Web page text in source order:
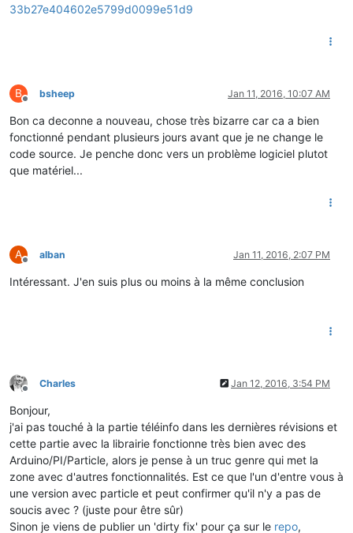
33b27e404602e5799d0099e51d9
B
Offline
bsheep Jan 11, 2016, 10:07 AM
Bon ca deconne a nouveau, chose très bizarre car ca a bien
fonctionné pendant plusieurs jours avant que je ne change le
code source. Je penche donc vers un problème logiciel plutot
que matériel...
A
Offline
alban Jan 11, 2016, 2:07 PM
Intéressant. J'en suis plus ou moins à la même conclusion
Offline
Charles Jan 12, 2016, 3:54 PM
Bonjour,
j'ai pas touché à la partie téléinfo dans les dernières révisions et
cette partie avec la librairie fonctionne très bien avec des
Arduino/PI/Particle, alors je pense à un truc genre qui met la
zone avec d'autres fonctionnalités. Est ce que l'un d'entre vous à
une version avec particle et peut confirmer qu'il n'y a pas de
soucis avec ? (juste pour être sûr)
Sinon je viens de publier un 'dirty fix' pour ça sur le repo,